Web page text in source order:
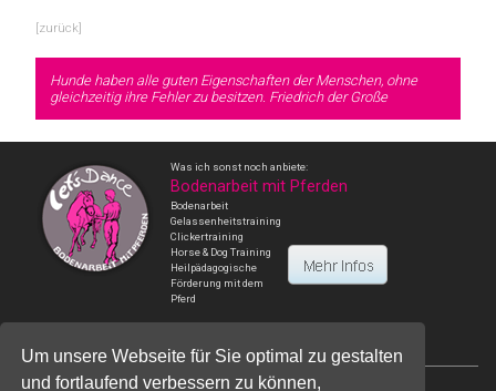
Um unsere Webseite für Sie optimal zu gestalten
und fortlaufend verbessern zu können,
[zurück]
Hunde haben alle guten Eigenschaften der Menschen,ohne
gleichzeitig ihre Fehler zu besitzen. Friedrich der Große
Was ich sonst noch anbiete:
Bodenarbeit mit Pferden
Bodenarbeit
Gelassenheitstraining
Clickertraining
Horse & Dog Training
Heilpädagogische
Förderung mit dem
Pferd